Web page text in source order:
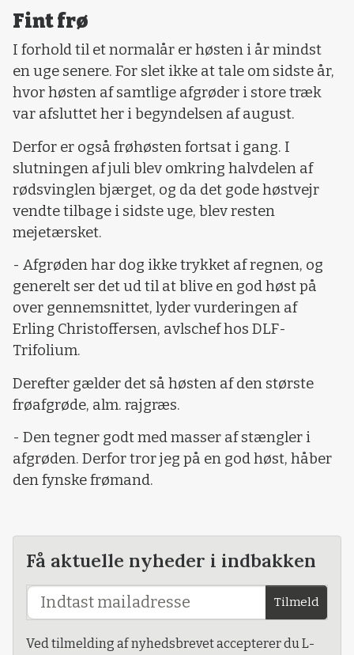
Fint frø
I forhold til et normalår er høsten i år mindst
en uge senere. For slet ikke at tale om sidste år,
hvor høsten af samtlige afgrøder i store træk
var afsluttet her i begyndelsen af august.
Derfor er også frøhøsten fortsat i gang. I
slutningen af juli blev omkring halvdelen af
rødsvinglen bjærget, og da det gode høstvejr
vendte tilbage i sidste uge, blev resten
mejetærsket.
- Afgrøden har dog ikke trykket af regnen, og
generelt ser det ud til at blive en god høst på
over gennemsnittet, lyder vurderingen af
Erling Christoffersen, avlschef hos DLF-
Trifolium.
Derefter gælder det så høsten af den største
frøafgrøde, alm. rajgræs.
- Den tegner godt med masser af stængler i
afgrøden. Derfor tror jeg på en god høst, håber
den fynske frømand.
Få aktuelle nyheder i indbakken
Tilmeld
Ved tilmelding af nyhedsbrevet accepterer du L-